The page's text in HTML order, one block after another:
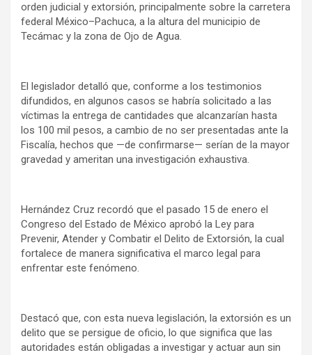
orden judicial y extorsión, principalmente sobre la carretera
federal México–Pachuca, a la altura del municipio de
Tecámac y la zona de Ojo de Agua.
El legislador detalló que, conforme a los testimonios
difundidos, en algunos casos se habría solicitado a las
víctimas la entrega de cantidades que alcanzarían hasta
los 100 mil pesos, a cambio de no ser presentadas ante la
Fiscalía, hechos que —de confirmarse— serían de la mayor
gravedad y ameritan una investigación exhaustiva.
Hernández Cruz recordó que el pasado 15 de enero el
Congreso del Estado de México aprobó la Ley para
Prevenir, Atender y Combatir el Delito de Extorsión, la cual
fortalece de manera significativa el marco legal para
enfrentar este fenómeno.
Destacó que, con esta nueva legislación, la extorsión es un
delito que se persigue de oficio, lo que significa que las
autoridades están obligadas a investigar y actuar aun sin